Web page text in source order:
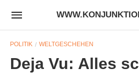
POLITIK WELTGESCHEHEN
Deja Vu: Alles